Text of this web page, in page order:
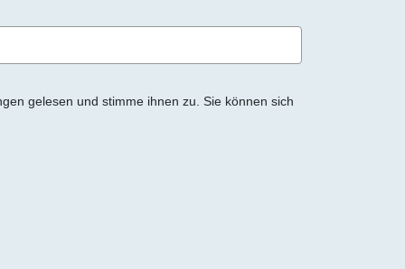
gelesen und stimme ihnen zu. Sie können sich